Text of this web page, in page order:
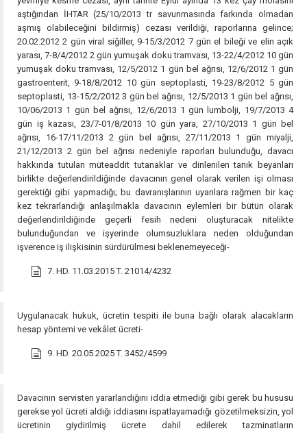
aştığından İHTAR (25/10/2013 tr savunmasında farkında olmadan
aşmış olabileceğini bildirmiş) cezası verildiği, raporlarına gelince;
20.02.2012 2 gün viral siğiller, 9-15/3/2012 7 gün el bileği ve elin açık
yarası, 7-8/4/2012 2 gün yumuşak doku tramvası, 13-22/4/2012 10 gün
yumuşak doku tramvası, 12/5/2012 1 gün bel ağrısı, 12/6/2012 1 gün
gastroenterit, 9-18/8/2012 10 gün septoplasti, 19-23/8/2012 5 gün
septoplasti, 13-15/2/2012 3 gün bel ağrısı, 12/5/2013 1 gün bel ağrısı,
10/06/2013 1 gün bel ağrısı, 12/6/2013 1 gün lumbolji, 19/7/2013 4
gün iş kazası, 23/7-01/8/2013 10 gün yara, 27/10/2013 1 gün bel
ağrısı, 16-17/11/2013 2 gün bel ağrısı, 27/11/2013 1 gün miyalji,
21/12/2013 2 gün bel ağrısı nedeniyle raporları bulunduğu, davacı
hakkında tutulan müteaddit tutanaklar ve dinlenilen tanık beyanları
birlikte değerlendirildiğinde davacının genel olarak verilen işi olması
gerektiği gibi yapmadığı; bu davranışlarının uyarılara rağmen bir kaç
kez tekrarlandığı anlaşılmakla davacının eylemleri bir bütün olarak
değerlendirildiğinde geçerli fesih nedeni oluşturacak nitelikte
bulunduğundan ve işyerinde olumsuzluklara neden olduğundan
işverence iş ilişkisinin sürdürülmesi beklenemeyeceği-
7. HD. 11.03.2015 T. 21014/4232
Uygulanacak hukuk, ücretin tespiti ile buna bağlı olarak alacakların
hesap yöntemi ve vekâlet ücreti-
9. HD. 20.05.2025 T. 3452/4599
Davacının servisten yararlandığını iddia etmediği gibi gerek bu hususu
gerekse yol ücreti aldığı iddiasını ispatlayamadığı gözetilmeksizin, yol
ücretinin giydirilmiş ücrete dahil edilerek tazminatların